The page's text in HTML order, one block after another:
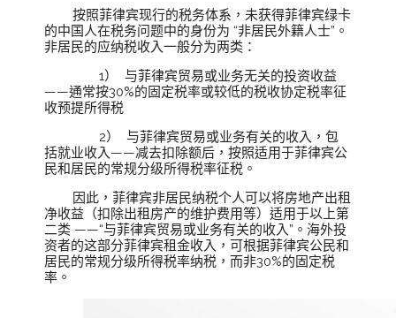
按照菲律宾现行的税务体系，未获得菲律宾绿卡
的中国人在税务问题中的身份为 “非居民外籍人士”。
非居民的应纳税收入一般分为两类：
1） 与菲律宾贸易或业务无关的投资收益
——通常按30%的固定税率或较低的税收协定税率征
收预提所得税
2） 与菲律宾贸易或业务有关的收入，包
括就业收入——减去扣除额后，按照适用于菲律宾公
民和居民的常规分级所得税率征税。
因此，菲律宾非居民纳税个人可以将房地产出租
净收益（扣除出租房产的维护费用等）适用于以上第
二类 ——“与菲律宾贸易或业务有关的收入”。海外投
资者的这部分菲律宾租金收入，可根据菲律宾公民和
居民的常规分级所得税率纳税，而非30%的固定税
率。